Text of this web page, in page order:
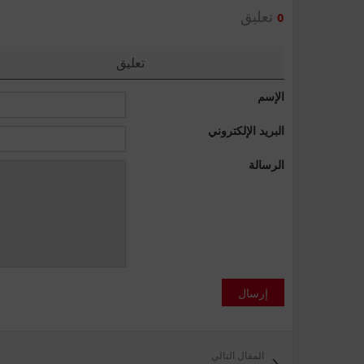
0 تعليق
تعليق
الإسم
البريد الإلكتروني
الرسالة
إرسال
المقال التالي